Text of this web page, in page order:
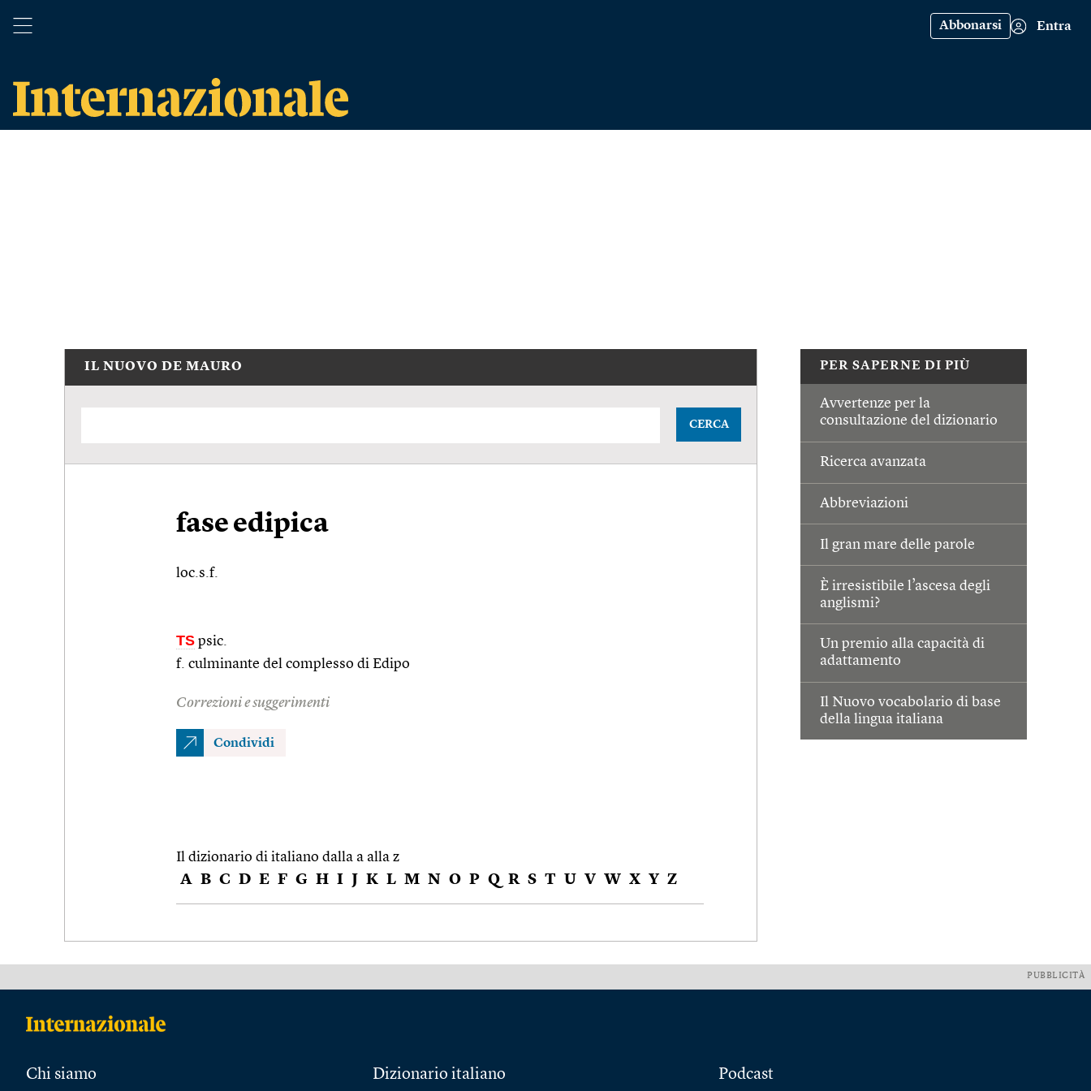
Abbonarsi Entra
PER SAPERNE DI PIÙ
Avvertenze per la
consultazione del dizionario
Ricerca avanzata
Abbreviazioni
Il gran mare delle parole
È irresistibile l’ascesa degli
anglismi?
Un premio alla capacità di
adattamento
Il Nuovo vocabolario di base
della lingua italiana
IL NUOVO DE MAURO
CERCA
fase edipica
loc.s.f.
TS psic.
f. culminante del complesso di Edipo
Correzioni e suggerimenti
Condividi
Il dizionario di italiano dalla a alla z
A B C D E F G H I J K L M N O P Q R S T U V W X Y Z
PUBBLICITÀ
Chi siamo Dizionario italiano Podcast